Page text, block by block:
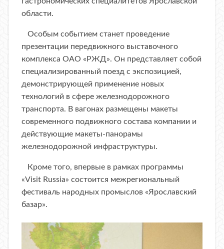
области.
Особым событием станет проведение
презентации передвижного выставочного
комплекса ОАО «РЖД». Он представляет собой
специализированный поезд с экспозицией,
демонстрирующей применение новых
технологий в сфере железнодорожного
транспорта. В вагонах размещены макеты
современного подвижного состава компании и
действующие макеты-панорамы
железнодорожной инфраструктуры.
Кроме того, впервые в рамках программы
«Visit Russia» состоится межрегиональный
фестиваль народных промыслов «Ярославский
базар».